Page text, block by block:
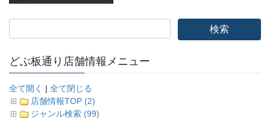
どぶ板通り店舗情報メニュー
全て開く | 全て閉じる
店舗情報TOP (2)
ジャンル検索 (99)